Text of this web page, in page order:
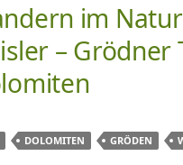
im
– Grödner
DOLOMITEN GRÖDEN